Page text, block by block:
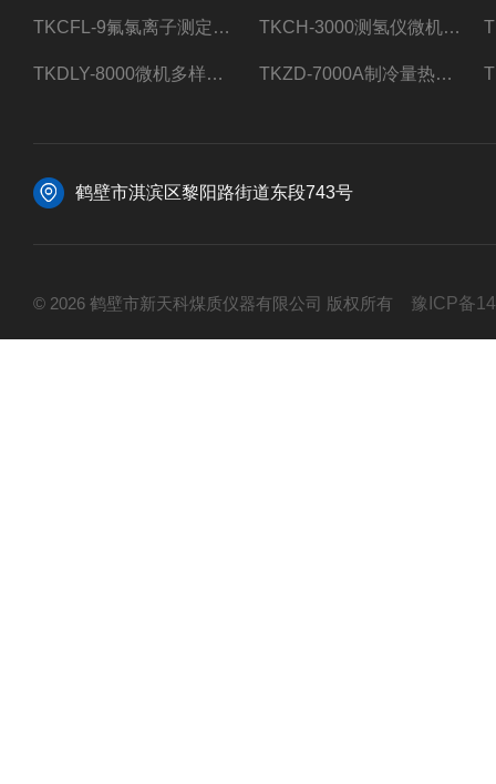
TKCFL-9氟氯离子测定仪自动煤质检测 TKCH-3000测氢仪微机氢元素测定煤质检测
TKDLY-8000微机多样测硫仪自动定硫仪化验室硫含量测定 TKZD-7000A制冷量热仪自动升降热值仪煤质检测
鹤壁市淇滨区黎阳路街道东段743号
© 2026 鹤壁市新天科煤质仪器有限公司 版权所有 豫ICP备